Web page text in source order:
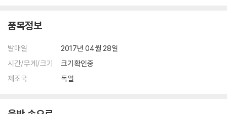
품목정보
발매일
2017년 04월 28일
시간/무게/크기
크기확인중
제조국
독일